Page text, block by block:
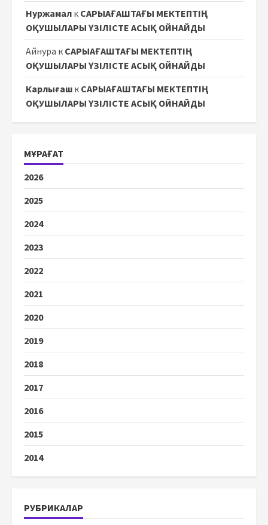
Нуржамал к САРЫАҒАШТАҒЫ МЕКТЕПТІҢ
ОҚУШЫЛАРЫ ҮЗІЛІСТЕ АСЫҚ ОЙНАЙДЫ
Айнура к САРЫАҒАШТАҒЫ МЕКТЕПТІҢ
ОҚУШЫЛАРЫ ҮЗІЛІСТЕ АСЫҚ ОЙНАЙДЫ
Карлығаш к САРЫАҒАШТАҒЫ МЕКТЕПТІҢ
ОҚУШЫЛАРЫ ҮЗІЛІСТЕ АСЫҚ ОЙНАЙДЫ
МҰРАҒАТ
2026
2025
2024
2023
2022
2021
2020
2019
2018
2017
2016
2015
2014
РУБРИКАЛАР